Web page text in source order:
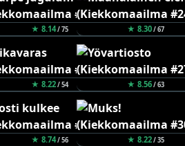
★ 8.14/ 75 ★ 8.30/ 67
★ 8.22/ 54 ★ 8.56/ 63
★ 8.74/ 56 ★ 8.22/ 35